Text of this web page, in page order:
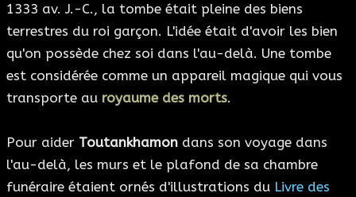
1333 av. J.-C., la tombe était pleine des biens
terrestres du roi garçon. L'idée était d'avoir les bien
qu'on possède chez soi dans l'au-delà. Une tombe
est considérée comme un appareil magique qui vous
transporte au royaume des morts.
Pour aider Toutankhamon dans son voyage dans
l'au-delà, les murs et le plafond de sa chambre
funéraire étaient ornés d'illustrations du Livre des